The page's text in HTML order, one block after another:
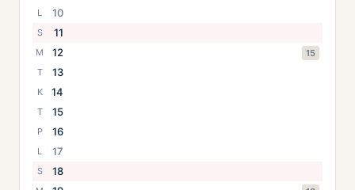
L 10
S 11
M 12
15
T
13
K 14
T 15
P 16
L 17
S 18